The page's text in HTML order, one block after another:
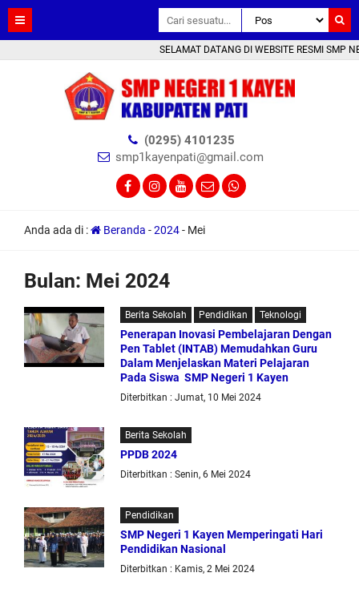
SELAMAT DATANG DI WEBSITE RESMI SMP
(0295) 4101235
smp1kayenpati@gmail.com
Anda ada di : Beranda -2024- Mei
Bulan: Mei 2024
Berita Sekolah Pendidikan Teknologi
Penerapan Inovasi Pembelajaran Dengan
Pen Tablet (INTAB) Memudahkan Guru
Dalam Menjelaskan Materi Pelajaran
Pada Siswa SMP Negeri 1 Kayen
Diterbitkan : Jumat, 10 Mei 2024
Berita Sekolah
PPDB 2024
Diterbitkan : Senin, 6 Mei 2024
Pendidikan
SMP Negeri 1 Kayen Memperingati Hari
Pendidikan Nasional
Diterbitkan : Kamis, 2 Mei 2024